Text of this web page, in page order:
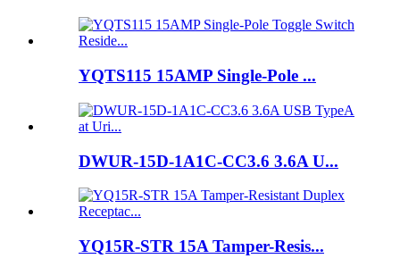
YQTS115 15AMP Single-Pole ...
DWUR-15D-1A1C-CC3.6 3.6A U...
YQ15R-STR 15A Tamper-Resis...